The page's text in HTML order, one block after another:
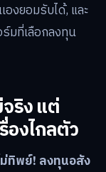
งยอมรับได้, และ
มที่เลือกลงทุน
ริง แต่
องไกลตัว
ทิพย์! ลงทุนอสัง